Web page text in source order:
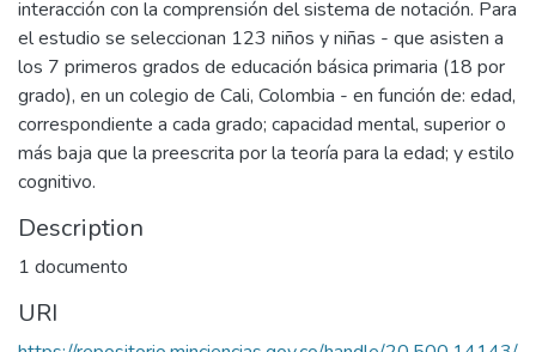
interacción con la comprensión del sistema de notación. Para
el estudio se seleccionan 123 niños y niñas - que asisten a
los 7 primeros grados de educación básica primaria (18 por
grado), en un colegio de Cali, Colombia - en función de: edad,
correspondiente a cada grado; capacidad mental, superior o
más baja que la preescrita por la teoría para la edad; y estilo
cognitivo.
Description
1 documento
URI